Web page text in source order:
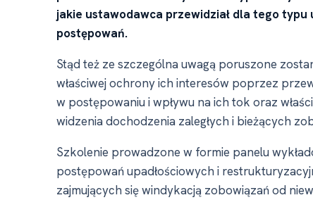
jakie ustawodawca przewidział dla tego
postępowań.
Stąd też ze szczególna uwagą poruszone
właściwej ochrony ich interesów poprzez
w postępowaniu i wpływu na ich tok oraz
widzenia dochodzenia zaległych i bieżących
Szkolenie prowadzone w formie panelu
postępowań upadłościowych i
zajmujących się windykacją zobowiązań od